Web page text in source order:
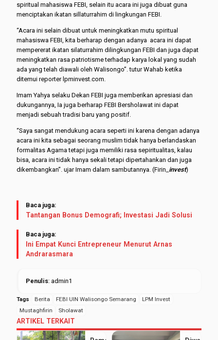
spiritual mahasiswa FEBI, selain itu acara ini juga dibuat guna
menciptakan ikatan sillaturrahim di lingkungan FEBI.
“Acara ini selain dibuat untuk meningkatkan mutu spiritual
mahasiswa FEBI, kita berharap dengan adanya acara ini dapat
mempererat ikatan silaturrahim dilingkungan FEBI dan juga dapat
meningkatkan rasa patriotisme terhadap karya lokal yang sudah
ada yang telah diawali oleh Walisongo”. tutur Wahab ketika
ditemui reporter lpminvest.com.
Imam Yahya selaku Dekan FEBI juga memberikan apresiasi dan
dukungannya, Ia juga berharap FEBI Bersholawat ini dapat
menjadi sebuah tradisi baru yang positif.
“Saya sangat mendukung acara seperti ini karena dengan adanya
acara ini kita sebagai seorang muslim tidak hanya berlandaskan
formalitas Agama tetapi juga memiliki rasa sepiritualitas, kalau
bisa, acara ini tidak hanya sekali tetapi dipertahankan dan juga
dikembangkan”. ujar Imam dalam sambutannya. (Firin_ invest)
Baca juga:
Tantangan Bonus Demografi; Investasi Jadi Solusi
Baca juga:
Ini Empat Kunci Entrepreneur Menurut Arnas
Andrarasmara
Penulis: admin1
Tags Berita FEBI UIN Walisongo Semarang
LPM Invest
Mustaghfirin
Sholawat
ARTIKEL TERKAIT